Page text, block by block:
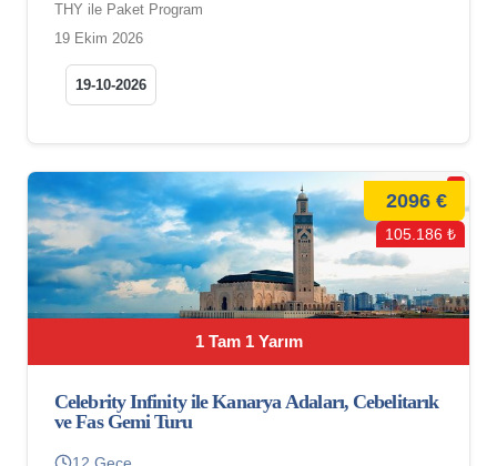
THY ile Paket Program
19 Ekim 2026
19-10-2026
1 Tam 1 Yarım
2096 €
105.186 ₺
Celebrity Infinity ile Kanarya Adaları, Cebelitarık
ve Fas Gemi Turu